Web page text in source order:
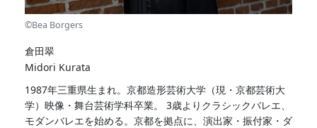
©Bea Borgers
倉田翠
Midori Kurata
1987年三重県生まれ。京都造形芸術大学（現・京都芸術大
学）映像・舞台芸術学科卒業。 3歳よりクラシックバレエ、
モダンバレエを始める。京都を拠点に、演出家・振付家・ダ